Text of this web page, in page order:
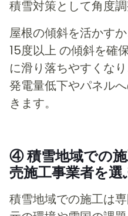
積雪対策として角度調
屋根の傾斜を活かす
15度以上 の傾斜を確
に滑り落ちやすくな
発電量低下やパネル
きます。
④ 積雪地域での
売施工事業者を選
積雪地域での施工は